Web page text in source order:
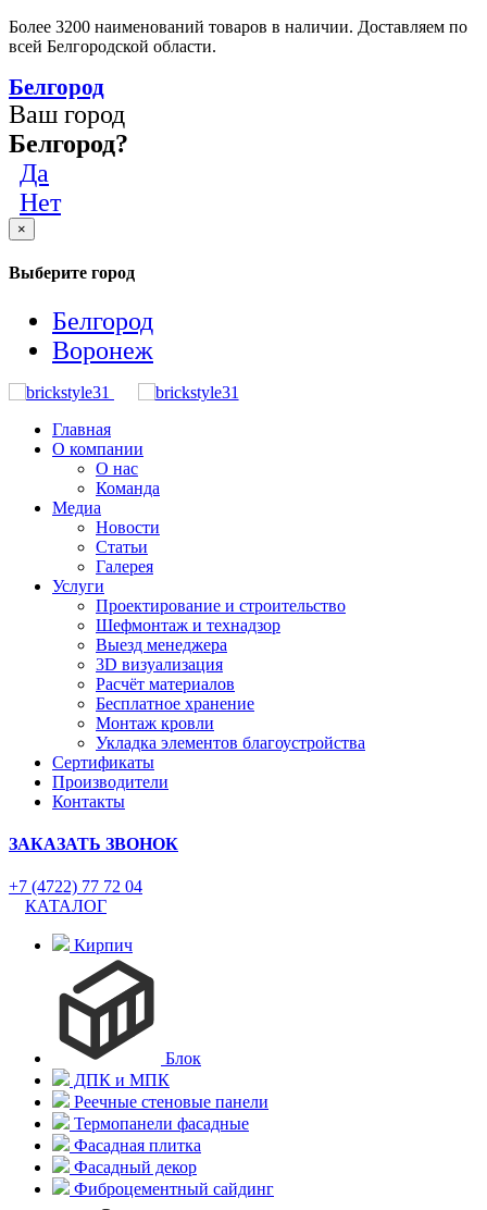
Более 3200 наименований товаров в наличии. Доставляем по
всей Белгородской области.
Белгород
Ваш город
Белгород?
Да
Нет
×
Выберите город
Белгород
Воронеж
Главная
О компании
О нас
Команда
Медиа
Новости
Статьи
Галерея
Услуги
Проектирование и строительство
Шефмонтаж и технадзор
Выезд менеджера
3D визуализация
Расчёт материалов
Бесплатное хранение
Монтаж кровли
Укладка элементов благоустройства
Сертификаты
Производители
Контакты
ЗАКАЗАТЬ ЗВОНОК
+7 (4722) 77 72 04
КАТАЛОГ
Кирпич
Блок
ДПК и МПК
Реечные стеновые панели
Термопанели фасадные
Фасадная плитка
Фасадный декор
Фиброцементный сайдинг